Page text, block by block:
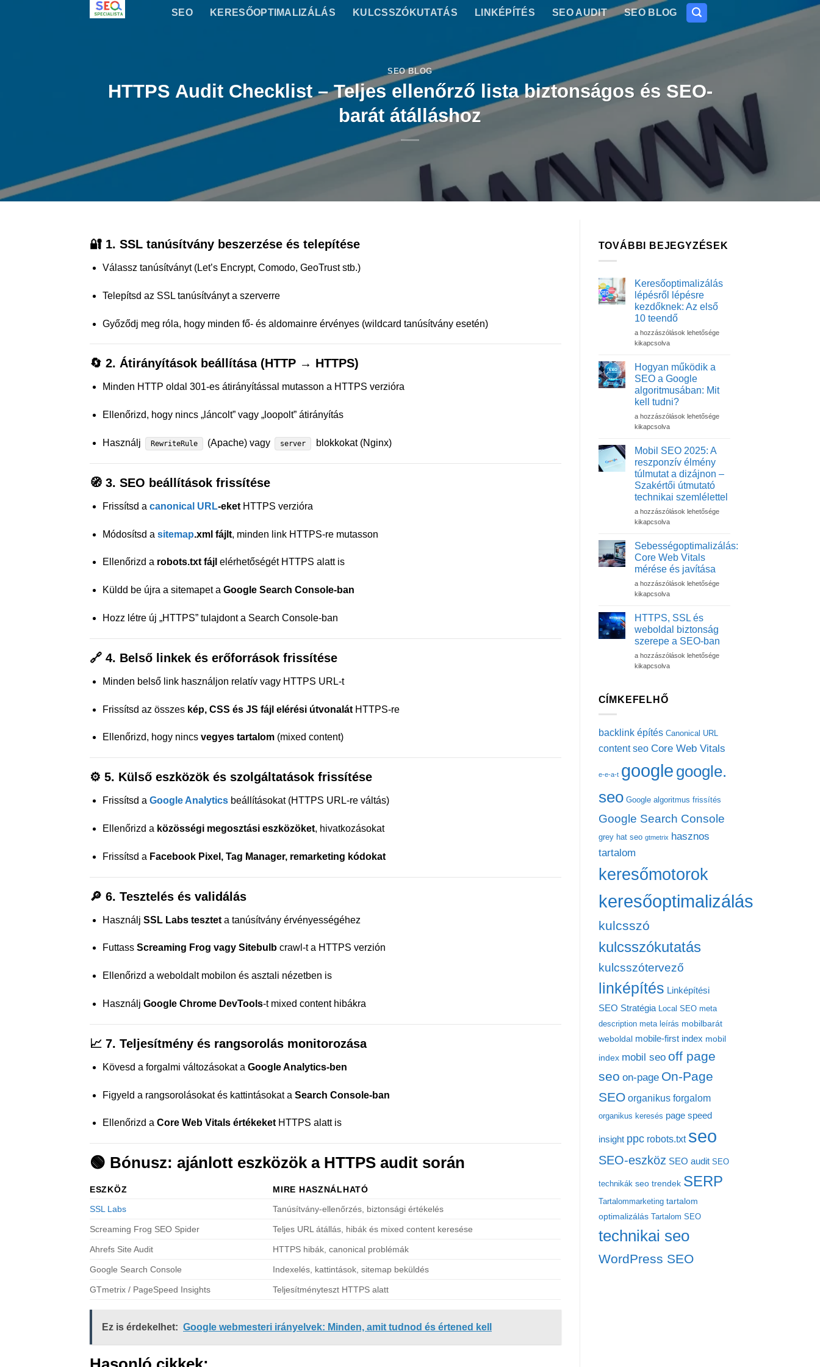
SEO KERESŐOPTIMALIZÁLÁS KULCSSZÓKUTATÁS LINKÉPÍTÉS SEO AUDIT SEO BLOG
SEO BLOG
HTTPS Audit Checklist – Teljes ellenőrző lista biztonságos és SEO-
barát átálláshoz
🔐 1. SSL tanúsítvány beszerzése és telepítése
Válassz tanúsítványt (Let’s Encrypt, Comodo, GeoTrust stb.)
Telepítsd az SSL tanúsítványt a szerverre
Győződj meg róla, hogy minden fő- és aldomainre érvényes (wildcard tanúsítvány esetén)
🔄 2. Átirányítások beállítása (HTTP → HTTPS)
Minden HTTP oldal 301-es átirányítással mutasson a HTTPS verzióra
Ellenőrizd, hogy nincs „láncolt” vagy „loopolt” átirányítás
Használj RewriteRule (Apache) vagy server blokkokat (Nginx)
🧭 3. SEO beállítások frissítése
Frissítsd a canonical URL-eketHTTPS verzióra
Módosítsd a sitemap.xml fájlt, minden link HTTPS-re mutasson
Ellenőrizd a robots.txt fájl elérhetőségét HTTPS alatt is
Küldd be újra a sitemapet a Google Search Console-ban
Hozz létre új „HTTPS” tulajdont a Search Console-ban
🔗 4. Belső linkek és erőforrások frissítése
Minden belső link használjon relatív vagy HTTPS URL-t
Frissítsd az összes kép, CSS és JS fájl elérési útvonalátHTTPS-re
Ellenőrizd, hogy nincs vegyes tartalom(mixed content)
⚙️ 5. Külső eszközök és szolgáltatások frissítése
Frissítsd a Google Analyticsbeállításokat (HTTPS URL-re váltás)
Ellenőrizd a közösségi megosztási eszközöket, hivatkozásokat
Frissítsd a Facebook Pixel, Tag Manager, remarketing kódokat
🔎 6. Tesztelés és validálás
Használj SSL Labs teszteta tanúsítvány érvényességéhez
Futtass Screaming Frog vagy Sitebulbcrawl-t a HTTPS verzión
Ellenőrizd a weboldalt mobilon és asztali nézetben is
Használj Google Chrome DevTools-t mixed content hibákra
📈 7. Teljesítmény és rangsorolás monitorozása
Kövesd a forgalmi változásokat a Google Analytics-ben
Figyeld a rangsorolásokat és kattintásokat a Search Console-ban
Ellenőrizd a Core Web Vitals értékeketHTTPS alatt is
🟢 Bónusz: ajánlott eszközök a HTTPS audit során
ESZKÖZ
MIRE HASZNÁLHATÓ
SSL Labs
Tanúsítvány-ellenőrzés, biztonsági értékelés
Screaming Frog SEO Spider Teljes URL átállás, hibák és mixed content keresése
Ahrefs Site Audit HTTPS hibák, canonical problémák
Google Search Console Indexelés, kattintások, sitemap beküldés
GTmetrix / PageSpeed Insights Teljesítményteszt HTTPS alatt
Ez is érdekelhet: Google webmesteri irányelvek: Minden, amit tudnod és értened kell
TOVÁBBI BEJEGYZÉSEK
Keresőoptimalizálás
lépésről lépésre
kezdőknek: Az első
10 teendő
Keresőoptimalizálás
lépésről
kezdőknek:
Az
első
10
teendő
bejegyzéshez
a hozzászólások lehetősége
kikapcsolva
Hogyan működik a
SEO a Google
algoritmusában: Mit
kell tudni?
Hogyan
működik
SEO
Google
algoritmusában:
Mit
kell
tudni?
bejegyzéshez
a hozzászólások lehetősége
kikapcsolva
Mobil SEO 2025: A
reszponzív élmény
túlmutat a dizájnon –
Szakértői útmutató
technikai szemlélettel
Mobil
SEO
A
reszponzív
élmény
túlmutat
a
dizájnon
Szakértői
útmutató
technikai
szemlélettel
bejegyzéshez
a hozzászólások lehetősége
kikapcsolva
Sebességoptimalizálás:
Core Web Vitals
mérése és javítása
Sebességoptimalizálás:
Core
Vitals
mérése
és
javítása
bejegyzéshez
a hozzászólások lehetősége
kikapcsolva
HTTPS, SSL és
weboldal biztonság
szerepe a SEO-ban
HTTPS,
SSL
biztonság
SEO-
ban
bejegyzéshez
a hozzászólások lehetősége
kikapcsolva
CÍMKEFELHŐ
backlink építés Canonical URL
content seo Core Web Vitals
e-e-a-t google google.
seo Google algoritmus frissítés
Google Search Console
grey hat seo gtmetrix hasznos
tartalom
keresőmotorok
keresőoptimalizálás
kulcsszó
kulcsszókutatás
kulcsszótervező
linképítés Linképítési
SEO Stratégia Local SEO meta
description meta leírás mobilbarát
weboldal mobile-first index mobil
index mobil seo off page
seo on-page On-Page
SEO organikus forgalom
organikus keresés page speed
insight ppc robots.txt seo
SEO-eszköz SEO audit SEO
technikák seo trendek SERP
Tartalommarketing tartalom
optimalizálás
Tartalom SEO
technikai seo
WordPress SEO